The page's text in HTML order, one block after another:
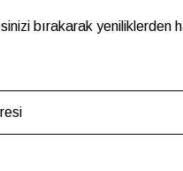
bırakarak yeniliklerden